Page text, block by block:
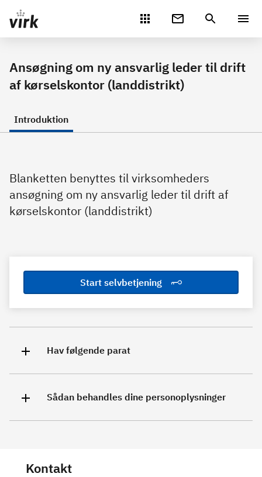
Gå direkte til indhold
Ansøgning om ny ansvarlig leder til drift
af kørselskontor (landdistrikt)
Introduktion
Blanketten benyttes til virksomheders
ansøgning om ny ansvarlig leder til drift af
kørselskontor (landdistrikt)
Start selvbetjening
Hav følgende parat
Sådan behandles dine personoplysninger
Kontakt